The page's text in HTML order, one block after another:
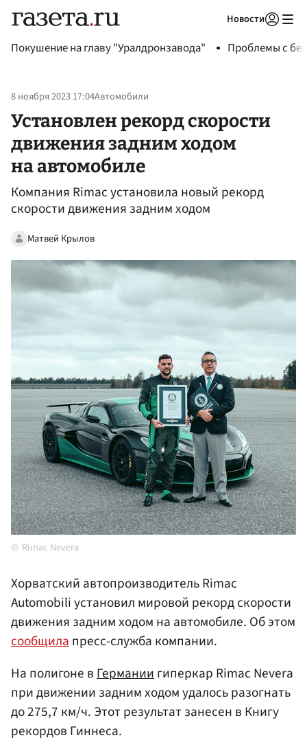
Новости
Покушение на главу "Уралдронзавода" Проблемы с
8 ноября 2023 17:04Автомобили
Установлен рекорд скорости
движения задним ходом
на автомобиле
Компания Rimac установила новый рекорд
скорости движения задним ходом
Матвей Крылов
Rimac Nevera
Хорватский автопроизводитель Rimac
Automobili установил мировой рекорд скорости
движения задним ходом на автомобиле. Об этом
сообщилапресс-служба компании.
На полигоне вГерманиигиперкар Rimac Nevera
при движении задним ходом удалось разогнать
до 275,7 км/ч. Этот результат занесен в Книгу
рекордов Гиннеса.